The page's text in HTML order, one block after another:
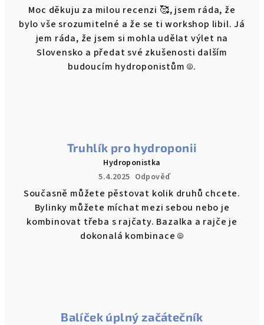
Moc děkuju za milou recenzi 🥰, jsem ráda, že
bylo vše srozumitelné a že se ti workshop libil. Já
jem ráda, že jsem si mohla udělat výlet na
Slovensko a předat své zkušenosti dalším
budoucím hydroponistům ☺️.
Truhlík pro hydroponii
Hydroponistka
5.4.2025 Odpověď
Současně můžete pěstovat kolik druhů chcete.
Bylinky můžete míchat mezi sebou nebo je
kombinovat třeba s rajčaty. Bazalka a rajče je
dokonalá kombinace ☺️
Balíček úplný začátečník